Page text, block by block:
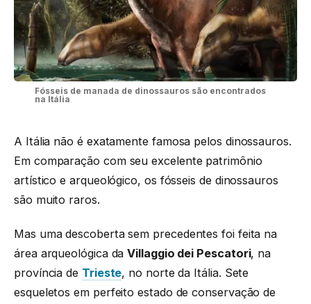
Fósseis de manada de dinossauros são encontrados
na Itália
A Itália não é exatamente famosa pelos dinossauros.
Em comparação com seu excelente patrimônio
artístico e arqueológico, os fósseis de dinossauros
são muito raros.
Mas uma descoberta sem precedentes foi feita na
área arqueológica daVillaggio dei Pescatori, na
província de Trieste, no norte da Itália. Sete
esqueletosem perfeito estado de conservação de